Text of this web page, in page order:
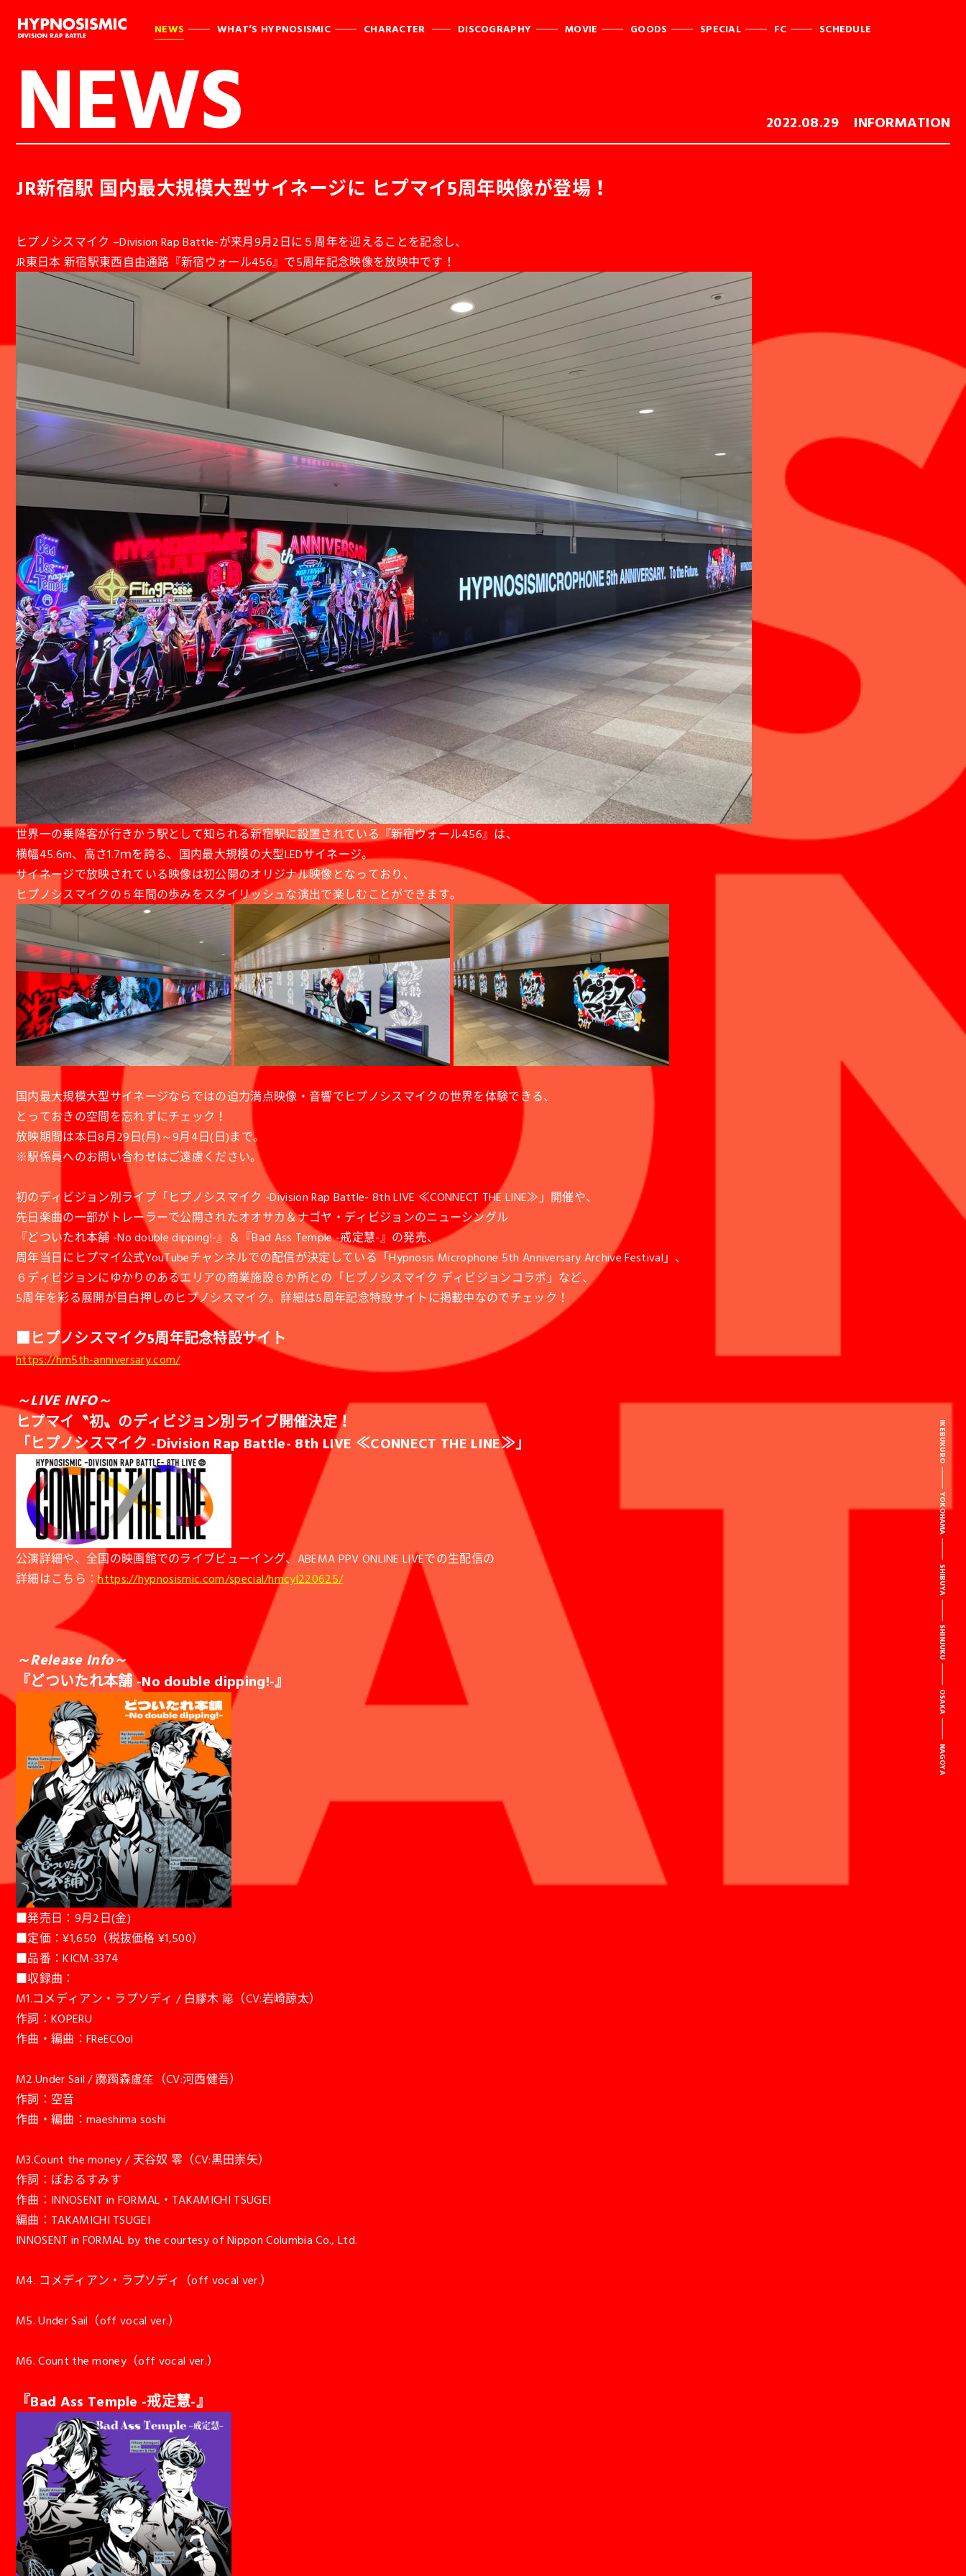
NEWS WHAT’S HYPNOSISMIC CHARACTER DISCOGRAPHY MOVIE GOODS SPECIAL FC SCHEDULE
NEWS 2022.08.29 INFORMATION
JR新宿駅 国内最大規模大型サイネージに ヒプマイ5周年映像が登場！
ヒプノシスマイク –Division Rap Battle-が来月9月2日に５周年を迎えることを記念し、
JR東日本 新宿駅東西自由通路『新宿ウォール456』で5周年記念映像を放映中です！
世界一の乗降客が行きかう駅として知られる新宿駅に設置されている『新宿ウォール456』は、
横幅45.6m、高さ1.7ｍを誇る、国内最大規模の大型LEDサイネージ。
サイネージで放映されている映像は初公開のオリジナル映像となっており、
ヒプノシスマイクの５年間の歩みをスタイリッシュな演出で楽しむことができます。
国内最大規模大型サイネージならではの迫力満点映像・音響でヒプノシスマイクの世界を体験できる、
とっておきの空間を忘れずにチェック！
放映期間は本日8月29日(月)～9月4日(日)まで。
※駅係員へのお問い合わせはご遠慮ください。
初のディビジョン別ライブ「ヒプノシスマイク -Division Rap Battle- 8th LIVE ≪CONNECT THE LINE≫」開催や、
先日楽曲の一部がトレーラーで公開されたオオサカ＆ナゴヤ・ディビジョンのニューシングル
『どついたれ本舗 -No double dipping!-』＆『Bad Ass Temple -戒定慧-』の発売、
周年当日にヒプマイ公式YouTubeチャンネルでの配信が決定している「Hypnosis Microphone 5th Anniversary Archive Festival」、
６ディビジョンにゆかりのあるエリアの商業施設６か所との「ヒプノシスマイク ディビジョンコラボ」など、
5周年を彩る展開が目白押しのヒプノシスマイク。詳細は5周年記念特設サイトに掲載中なのでチェック！
■ヒプノシスマイク5周年記念特設サイト
https://hm5th-anniversary.com/
～LIVE INFO～
ヒプマイ〝初〟のディビジョン別ライブ開催決定！
「ヒプノシスマイク -Division Rap Battle- 8th LIVE ≪CONNECT THE LINE≫」
公演詳細や、全国の映画館でのライブビューイング、ABEMA PPV ONLINE LIVEでの生配信の
詳細はこちら：https://hypnosismic.com/special/hmcyl220625/
～Release Info～
『どついたれ本舗 -No double dipping!-』
■発売日：9月2日(金)
■定価：¥1,650（税抜価格 ¥1,500）
■品番：KICM-3374
■収録曲：
M1.コメディアン・ラプソディ / 白膠木 簓（CV:岩崎諒太）
作詞：KOPERU
作曲・編曲：FReECOol
M2.Under Sail / 躑躅森盧笙（CV:河西健吾）
作詞：空音
作曲・編曲：maeshima soshi
M3.Count the money / 天谷奴 零（CV:黒田崇矢）
作詞：ぽおるすみす
作曲：INNOSENT in FORMAL・TAKAMICHI TSUGEI
編曲：TAKAMICHI TSUGEI
INNOSENT in FORMAL by the courtesy of Nippon Columbia Co., Ltd.
M4. コメディアン・ラプソディ（off vocal ver.）
M5. Under Sail（off vocal ver.）
M6. Count the money（off vocal ver.）
『Bad Ass Temple -戒定慧-』
IKEBUKURO
YOKOHAMA
SHIBUYA
SHINJUKU
OSAKA
NAGOYA